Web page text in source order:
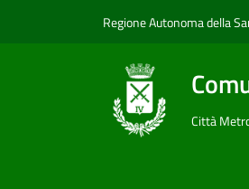
Regione Autonoma della
Città